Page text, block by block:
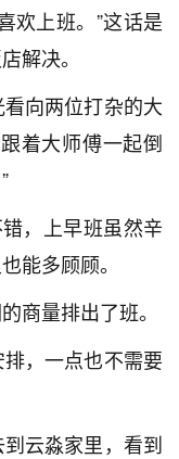
欢上班。”这话是
解决。
向两位打杂的大
着大师傅一起倒
，上早班虽然辛
能多顾顾。
商量排出了班。
，一点也不需要
云淼家里，看到